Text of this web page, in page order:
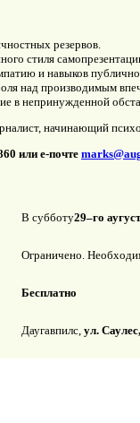
резервов.
стиля
и навыков
над производимым
в непринужденной
начинающий
или е-почте
В субботу29–го
Ограничено.
Бесплатно
Даугавпилс, ул.